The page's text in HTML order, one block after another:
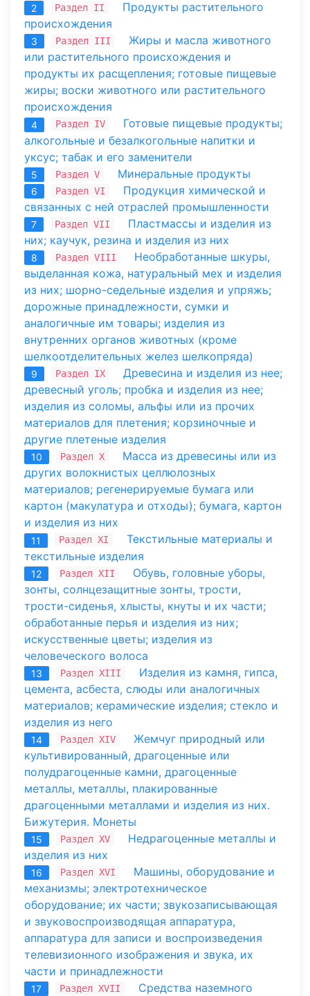
2 Раздел II
Продукты растительного
происхождения
3 Раздел III
Жиры и масла животного
или растительного происхождения и
продукты их расщепления; готовые пищевые
жиры; воски животного или растительного
происхождения
4 Раздел IV
Готовые пищевые продукты;
алкогольные и безалкогольные напитки и
уксус; табак и его заменители
5 Раздел V Минеральные продукты
6 Раздел VI
Продукция химической и
связанных с ней отраслей промышленности
7 Раздел VII
Пластмассы и изделия из
них; каучук, резина и изделия из них
8 Раздел VIII
Необработанные шкуры,
выделанная кожа, натуральный мех и изделия
из них; шорно-седельные изделия и упряжь;
дорожные принадлежности, сумки и
аналогичные им товары; изделия из
внутренних органов животных (кроме
шелкоотделительных желез шелкопряда)
9 Раздел IX
Древесина и изделия из нее;
древесный уголь; пробка и изделия из нее;
изделия из соломы, альфы или из прочих
материалов для плетения; корзиночные и
другие плетеные изделия
10 Раздел X
Масса из древесины или из
других волокнистых целлюлозных
материалов; регенерируемые бумага или
картон (макулатура и отходы); бумага, картон
и изделия из них
11 Раздел XI
Текстильные материалы и
текстильные изделия
12 Раздел XII
Обувь, головные уборы,
зонты, солнцезащитные зонты, трости,
трости-сиденья, хлысты, кнуты и их части;
обработанные перья и изделия из них;
искусственные цветы; изделия из
человеческого волоса
13 Раздел XIII
Изделия из камня, гипса,
цемента, асбеста, слюды или аналогичных
материалов; керамические изделия; стекло и
изделия из него
14 Раздел XIV
Жемчуг природный или
культивированный, драгоценные или
полудрагоценные камни, драгоценные
металлы, металлы, плакированные
драгоценными металлами и изделия из них.
Бижутерия. Монеты
15 Раздел XV
Недрагоценные металлы и
изделия из них
16 Раздел XVI
Машины, оборудование и
механизмы; электротехническое
оборудование; их части; звукозаписывающая
и звуковоспроизводящая аппаратура,
аппаратура для записи и воспроизведения
телевизионного изображения и звука, их
части и принадлежности
17 Раздел XVII
Средства наземного